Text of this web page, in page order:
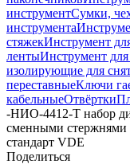
инструментСумки,
инструмента
стяжекИнструмент
лентыИнструмент
изолирующие для
переставныеКлючи
кабельныеОтвёртки
-НИО-4412-Т набор
сменными стержнями
стандарт VDE
Поделиться